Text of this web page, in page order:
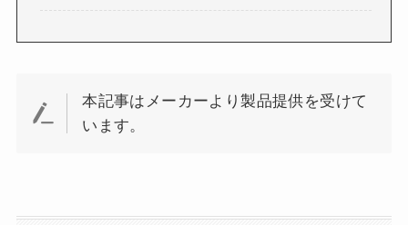
本記事はメーカーより製品提供を受けて
います。